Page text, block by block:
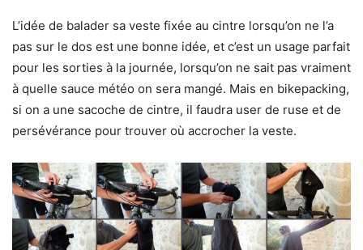
L’idée de balader sa veste fixée au cintre lorsqu’on ne l’a
pas sur le dos est une bonne idée, et c’est un usage parfait
pour les sorties à la journée, lorsqu’on ne sait pas vraiment
à quelle sauce météo on sera mangé. Mais en bikepacking,
si on a une sacoche de cintre, il faudra user de ruse et de
persévérance pour trouver où accrocher la veste.